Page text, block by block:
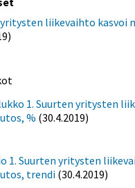
liikevaihto kasvoi
1. Suurten yritysten
% (30.4.2019)
1. Suurten yritysten
trendi (30.4.2019)